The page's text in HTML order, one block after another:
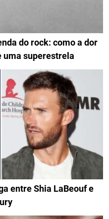
do rock: como a dor
uma superestrela
entre Shia LaBeouf e